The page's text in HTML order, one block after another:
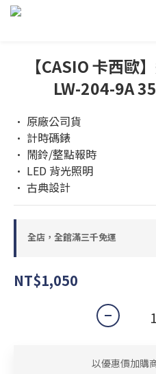
【CASIO 卡西歐
LW-204-9A
• 原廠公司貨
• 計時碼錶
• 鬧鈴/整點報時
• LED 背光照明
• 古典設計
全店，全館滿三千免運
NT$1,050
以優惠價加購